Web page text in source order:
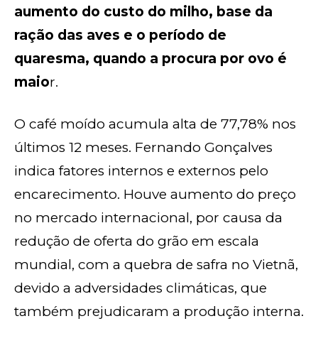
aumento do custo do milho, base da
ração das aves e o período de
quaresma, quando a procura por ovo é
maior.
O café moído acumula alta de 77,78% nos
últimos 12 meses. Fernando Gonçalves
indica fatores internos e externos pelo
encarecimento. Houve aumento do preço
no mercado internacional, por causa da
redução de oferta do grão em escala
mundial, com a quebra de safra no Vietnã,
devido a adversidades climáticas, que
também prejudicaram a produção interna.